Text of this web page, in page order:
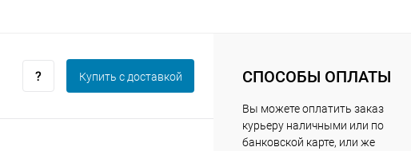
Купить c доставкой СПОСОБЫ ОПЛАТЫ
Вы можете оплатить заказ
курьеру наличными или по
банковской карте, или же
Подробнееоб оплате Плайтом